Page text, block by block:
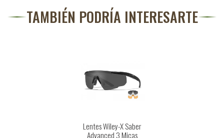
TAMBIÉN PODRÍA INTERESARTE
Lentes Wiley-X Saber
Advanced 3 Micas